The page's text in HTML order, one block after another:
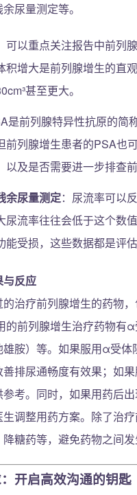
尿量测定等。
可以重点关注报告中前列
积增大是前列腺增生的直
甚至更大。
是前列腺特异性抗原的简
前列腺增生患者的PSA也
及是否需要进一步排查前
余尿量测定：尿流率可以
尿流率往往会低于这个数
能受损，这些数据都是评
与反应
治疗前列腺增生的药物
的前列腺增生治疗药物
胺）等。如果服用α受
排尿通畅度有效果；如
考。同时，如果用药后
调整用药方案。除了治
糖药等，避免药物之间发
开启高效沟通的钥匙